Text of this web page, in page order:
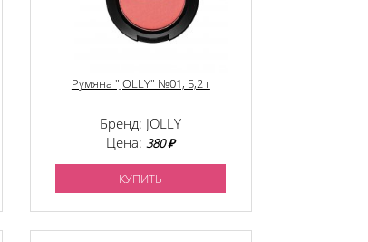
Румяна "JOLLY" №01, 5,2 г
Бренд: JOLLY
Цена:380 ₽
КУПИТЬ